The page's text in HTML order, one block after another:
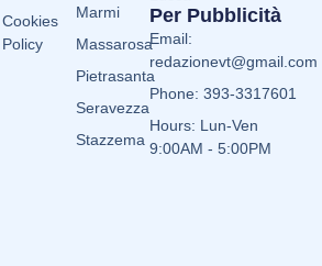
Marmi
Massarosa
Pietrasanta
Seravezza
Stazzema
Cookies
Policy
Per Pubblicità
Email:
redazionevt@gmail.com
Phone: 393-3317601
Hours: Lun-Ven
9:00AM - 5:00PM